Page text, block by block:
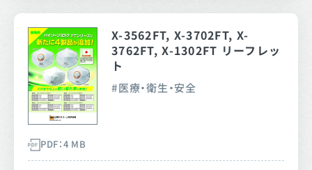
X-3562FT, X-3702FT, X-
3762FT, X-1302FT リーフレッ
ト
医療・衛生・安全
PDF：4 MB